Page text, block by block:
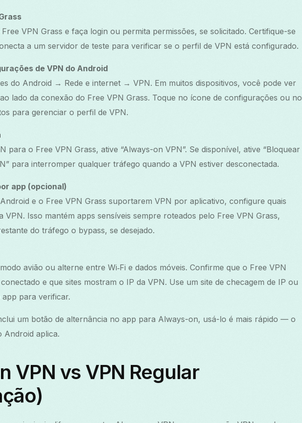
VPN Grass e faça login ou permita permissões, se solicitado. Certifique-se
a um servidor de teste para verificar se o perfil de VPN está configurado.
de VPN do Android
do Android → Rede e internet → VPN. Em muitos dispositivos, você pode ver
lado da conexão do Free VPN Grass. Toque no ícone de configurações ou no
para gerenciar o perfil de VPN.
para o Free VPN Grass, ative “Always-on VPN”. Se disponível, ative “Bloquear
para interromper qualquer tráfego quando a VPN estiver desconectada.
app (opcional)
e o Free VPN Grass suportarem VPN por aplicativo, configure quais
VPN. Isso mantém apps sensíveis sempre roteados pelo Free VPN Grass,
do tráfego o bypass, se desejado.
avião ou alterne entre Wi‑Fi e dados móveis. Confirme que o Free VPN
e que sites mostram o IP da VPN. Use um site de checagem de IP ou
para verificar.
um botão de alternância no app para Always-on, usá-lo é mais rápido — o
Android aplica.
VPN vs VPN Regular